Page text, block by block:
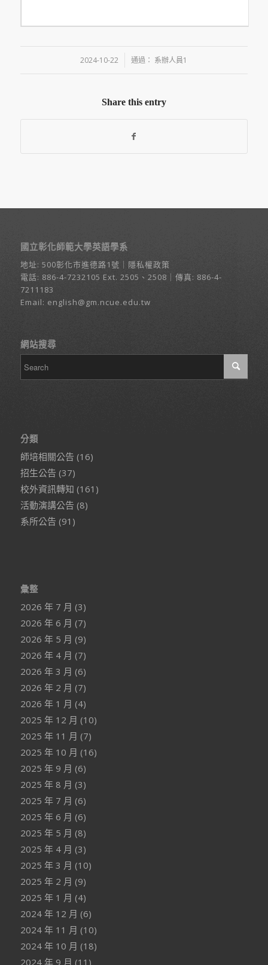
2024-10-22
/ 通過： 系辦人員1
Share this entry
國立彰化師範大學英語學系
地址: 500彰化市進德路1號 ｜ 隱私權政策
電話: 886-4-7232105 Ext. 2505、2508｜傳真: 886-4-
7211183
Email: english@gm.ncue.edu.tw
網站搜尋
分類
師培相關公告 (16)
招生公告 (37)
校外資訊轉知 (161)
活動演講公告 (8)
系所公告 (91)
彙整
2026 年 7 月 (3)
2026 年 6 月 (7)
2026 年 5 月 (9)
2026 年 4 月 (7)
2026 年 3 月 (6)
2026 年 2 月 (7)
2026 年 1 月 (4)
2025 年 12 月 (10)
2025 年 11 月 (7)
2025 年 10 月 (16)
2025 年 9 月 (6)
2025 年 8 月 (3)
2025 年 7 月 (6)
2025 年 6 月 (6)
2025 年 5 月 (8)
2025 年 4 月 (3)
2025 年 3 月 (10)
2025 年 2 月 (9)
2025 年 1 月 (4)
2024 年 12 月 (6)
2024 年 11 月 (10)
2024 年 10 月 (18)
2024 年 9 月 (11)